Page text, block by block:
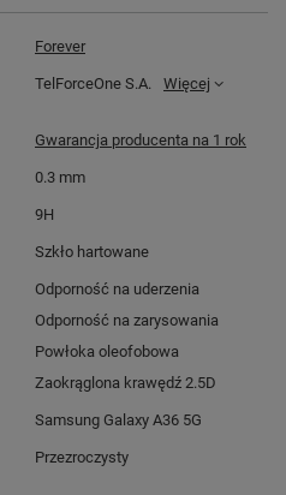
Forever
TelForceOne S.A. Więcej
Gwarancja producenta na 1 rok
0.3 mm
9H
Szkło hartowane
Odporność na uderzenia
Odporność na zarysowania
Powłoka oleofobowa
Zaokrąglona krawędź 2.5D
Samsung Galaxy A36 5G
Przezroczysty